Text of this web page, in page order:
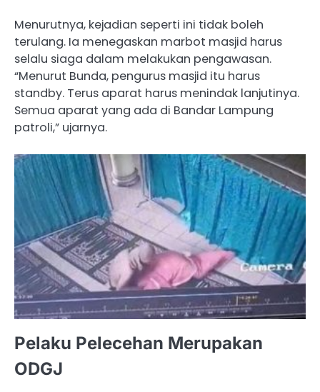
Menurutnya, kejadian seperti ini tidak boleh
terulang. Ia menegaskan marbot masjid harus
selalu siaga dalam melakukan pengawasan.
“Menurut Bunda, pengurus masjid itu harus
standby. Terus aparat harus menindak lanjutinya.
Semua aparat yang ada di Bandar Lampung
patroli,” ujarnya.
Pelaku Pelecehan Merupakan
ODGJ